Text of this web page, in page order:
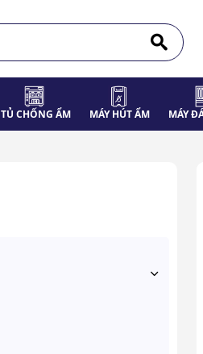
TỦ CHỐNG ẨM MÁY HÚT ẨM MÁY